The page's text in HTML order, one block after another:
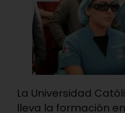
La Universidad
lleva la formación